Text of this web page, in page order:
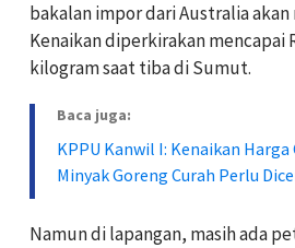
bakalan impor dari Australia
Kenaikan diperkirakan mencapai
kilogram saat tiba di Sumut.
Baca juga:
KPPU Kanwil I: Kenaikan Harga
Minyak Goreng Curah Perlu
Namun di lapangan, masih ada